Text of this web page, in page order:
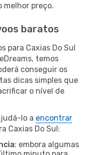
melhor preço.
baratos
para Caxias Do Sul
temos
conseguir os
dicas simples que
o nível de
lo a encontrar
Caxias Do Sul:
: embora algumas